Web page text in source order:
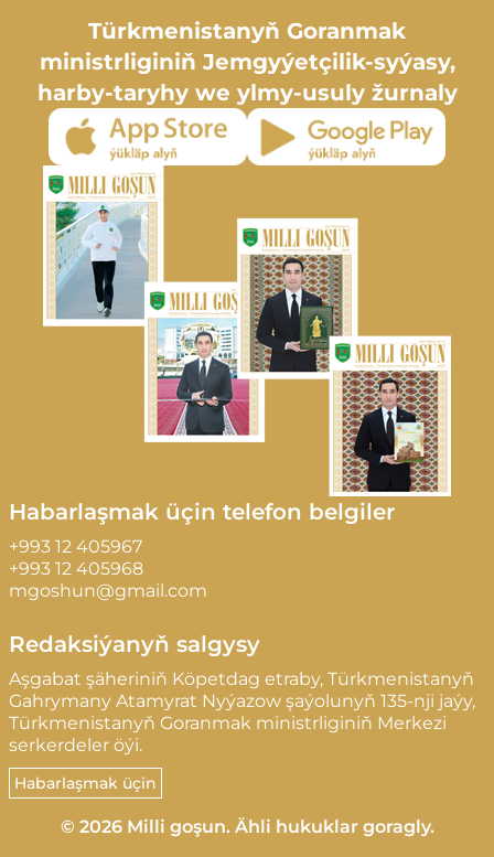
Habarlaşmak üçin telefon belgiler
+993 12 405967
+993 12 405968
mgoshun@gmail.com
Redaksiýanyň salgysy
Aşgabat şäheriniň Köpetdag etraby, Türkmenistanyň
Gahrymany Atamyrat Nyýazow şaýolunyň 135-nji jaýy,
Türkmenistanyň Goranmak ministrliginiň Merkezi
serkerdeler öýi.
Habarlaşmak üçin
Türkmenistanyň Goranmak
ministrliginiň Jemgyýetçilik-syýasy,
harby-taryhy we ylmy-usuly žurnaly
© 2026 Milli goşun. Ähli hukuklar goragly.